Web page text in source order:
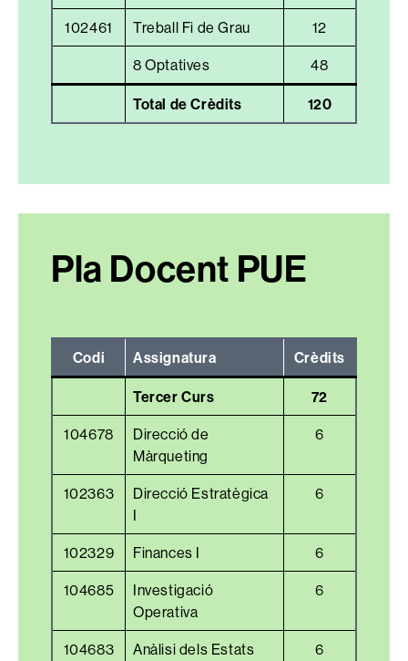
102461 Treball Fi de Grau 12
8 Optatives 48
Total de Crèdits 120
Pla Docent PUE
Codi Assignatura Crèdits
Tercer Curs 72
104678
Direcció de
Màrqueting
6
102363
Direcció Estratègica
I
6
102329 Finances I 6
104685
Investigació
Operativa
6
104683 Anàlisi dels Estats 6